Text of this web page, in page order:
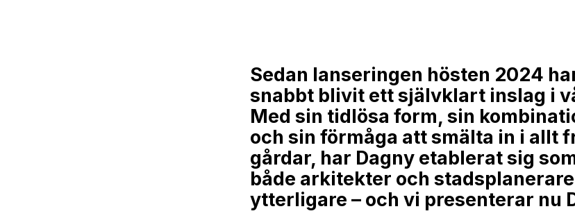
Sedan lanseringen hösten 2024
snabbt blivit ett självklart inslag i
Med sin tidlösa form, sin
och sin förmåga att smälta in i allt
gårdar, har Dagny etablerat sig
både arkitekter och
ytterligare – och vi presenterar nu